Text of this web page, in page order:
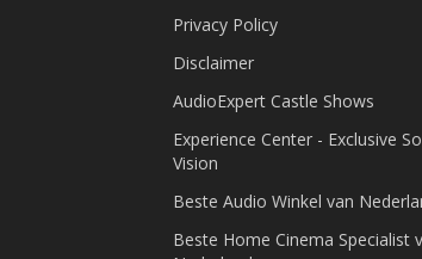
Privacy Policy
Disclaimer
AudioExpert Castle Shows
Experience Center - Exclusive
Vision
Beste Audio Winkel van
Beste Home Cinema Specialist